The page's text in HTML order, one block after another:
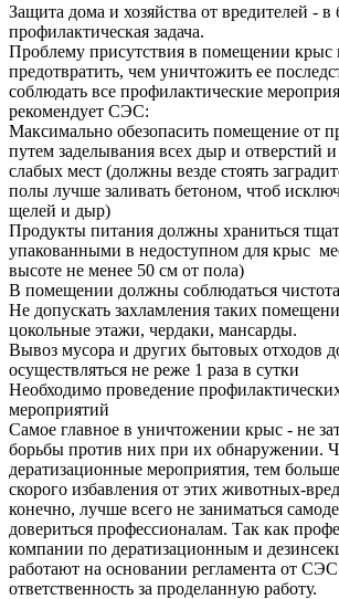
Защита дома и хозяйства от вредителей -
профилактическая задача.
Проблему присутствия в помещении крыс
предотвратить, чем уничтожить ее
соблюдать все профилактические
рекомендует СЭС:
Максимально обезопасить помещение от
путем заделывания всех дыр и отверстий
слабых мест (должны везде стоять
полы лучше заливать бетоном, чтоб
щелей и дыр)
Продукты питания должны храниться
упакованными в недоступном для крыс
высоте не менее 50 см от пола)
В помещении должны соблюдаться
Не допускать захламления таких
цокольные этажи, чердаки, мансарды.
Вывоз мусора и других бытовых отходов
осуществляться не реже 1 раза в сутки
Необходимо проведение
мероприятий
Самое главное в уничтожении крыс - не
борьбы против них при их обнаружении.
дератизационные мероприятия, тем
скорого избавления от этих животных-
конечно, лучше всего не заниматься
довериться профессионалам. Так как
компании по дератизационным и
работают на основании регламента от
ответственность за проделанную работу.